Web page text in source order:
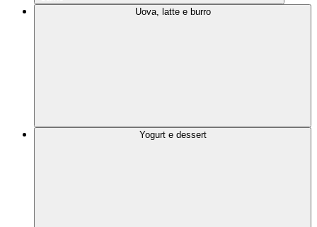
Uova, latte e burro
Yogurt e dessert